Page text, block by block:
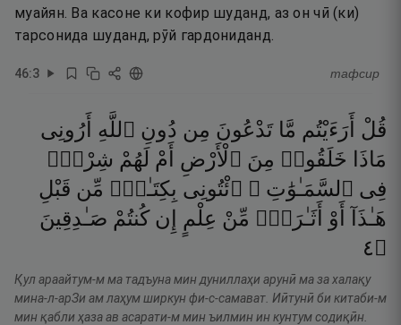
муайян. Ва касоне ки кофир шуданд, аз он чӣ (ки)
тарсонида шуданд, рӯй гардониданд.
46:3 тафсир
قُلْ أَرَءَيْتُم مَّا تَدْعُونَ مِن دُونِ ٱللَّهِ أَرُونِى
مَاذَا
خَلَقُوا۟ مِنَ ٱلْأَرْضِ أَمْ لَهُمْ شِرْكٌۭ
فِى ٱلسَّمَـٰوَٰتِ ۖ ٱئْتُونِى بِكِتَـٰبٍۢ مِّن قَبْلِ
هَـٰذَآ
أَوْ أَثَـٰرَةٍۢ مِّنْ عِلْمٍ إِن كُنتُمْ صَـٰدِقِينَ
۝٤
Қул араайтум-м ма тадъуна мин дуниллаҳи арунӣ ма за халақу
мина-л-арЗи ам лаҳум ширкун фи-с-самават. Иӣтунӣ би китаби-м
мин қабли ҳаза ав асарати-м мин ъилмин ин кунтум содиқӣн.